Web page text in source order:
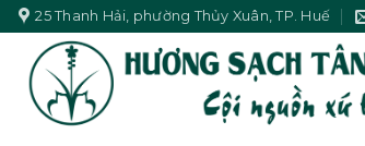
Skip
to
content
25 Thanh Hải, phường Thủy Xuân, TP. Huế